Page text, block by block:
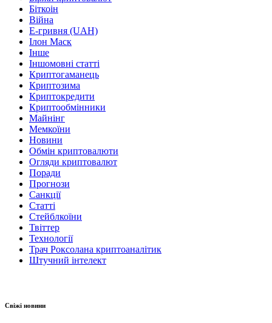
Біткоін
Війна
Е-гривня (UAH)
Ілон Маск
Інше
Іншомовні статті
Криптогаманець
Криптозима
Криптокредити
Криптообмінники
Майнінг
Мемкоїни
Новини
Обмін криптовалюти
Огляди криптовалют
Поради
Прогнози
Санкції
Статті
Стейблкоїни
Твіттер
Технології
Трач Роксолана криптоаналітик
Штучний інтелект
Свіжі новини